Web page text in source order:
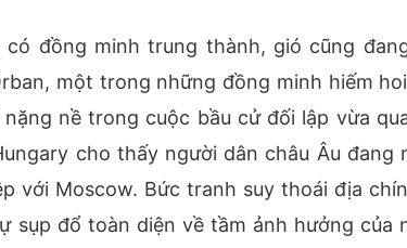
đồng minh trung thành, gió cũng
một trong những đồng minh hiếm
nề trong cuộc bầu cử đối lập vừa
cho thấy người dân châu Âu đang
với Moscow. Bức tranh suy thoái địa
sụp đổ toàn diện về tầm ảnh hưởng của